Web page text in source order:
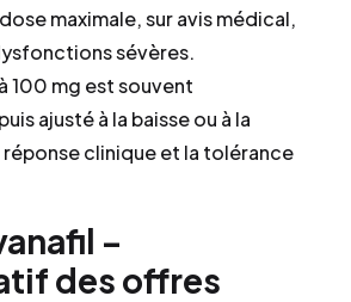
maximale, sur avis médical,
sévères.
100 mg est souvent
ajusté à la baisse ou à la
réponse clinique et la tolérance
–
des offres